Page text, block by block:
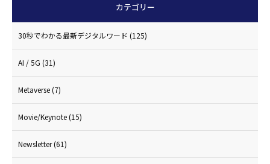
カテゴリー
30秒でわかる最新デジタルワード (125)
AI / 5G (31)
Metaverse(7)
Movie/Keynote(15)
Newsletter(61)